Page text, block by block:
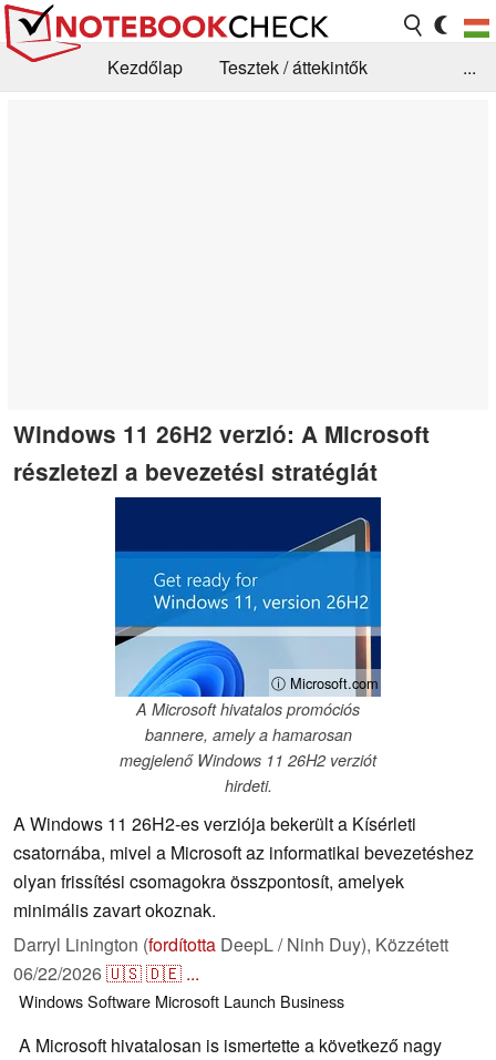
Kezdőlap
Tesztek / áttekintők
...
Windows 11 26H2 verzió: A Microsoft
részletezi a bevezetési stratégiát
ⓘ Microsoft.com
A Microsoft hivatalos promóciós
bannere, amely a hamarosan
megjelenő Windows 11 26H2 verziót
hirdeti.
A Windows 11 26H2-es verziója bekerült a Kísérleti
csatornába, mivel a Microsoft az informatikai bevezetéshez
olyan frissítési csomagokra összpontosít, amelyek
minimális zavart okoznak.
Darryl Linington (fordította DeepL / Ninh Duy), Közzétett
06/22/2026🇺🇸🇩🇪 ...
WindowsSoftware Microsoft Launch Business
A Microsoft hivatalosan is ismertette a következő nagy